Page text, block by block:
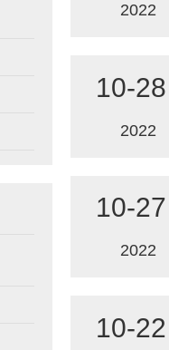
2022
10-28
2022
10-27
2022
10-22